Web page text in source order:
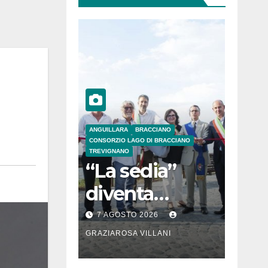
ANGUILLARA
BRACCIANO
CONSORZIO LAGO DI BRACCIANO
TREVIGNANO
“La sedia”
diventa
Belvedere sul
lago di
Bracciano: ieri
7 AGOSTO 2026
GRAZIAROSA VILLANI